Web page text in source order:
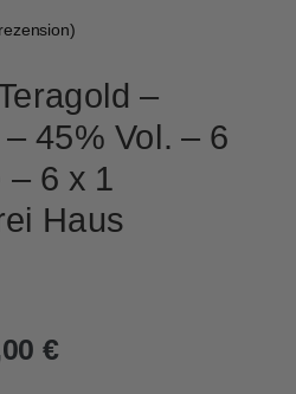
–
45% Vol. – 6
– 6 x 1
Haus
€Aktueller